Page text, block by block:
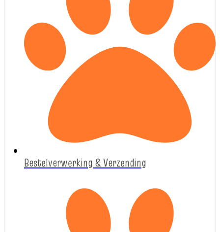
Bestelverwerking & Verzending